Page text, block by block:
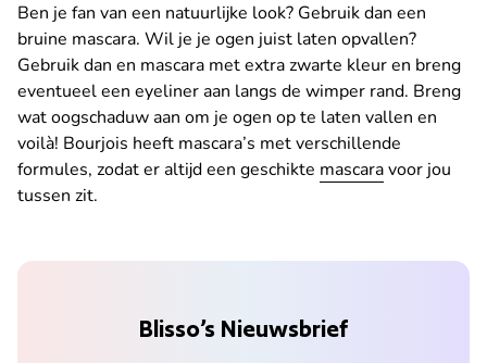
Ben je fan van een natuurlijke look? Gebruik dan een
bruine mascara. Wil je je ogen juist laten opvallen?
Gebruik dan en mascara met extra zwarte kleur en breng
eventueel een eyeliner aan langs de wimper rand. Breng
wat oogschaduw aan om je ogen op te laten vallen en
voilà! Bourjois heeft mascara’s met verschillende
formules, zodat er altijd een geschikte mascaravoor jou
tussen zit.
Blisso’s Nieuwsbrief